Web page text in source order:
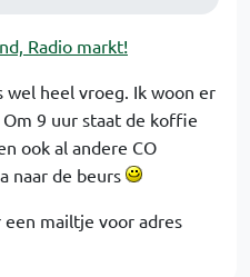
Radio markt!
wel heel vroeg. Ik woon er
9 uur staat de koffie
ook al andere CO
naar de beurs
mailtje voor adres